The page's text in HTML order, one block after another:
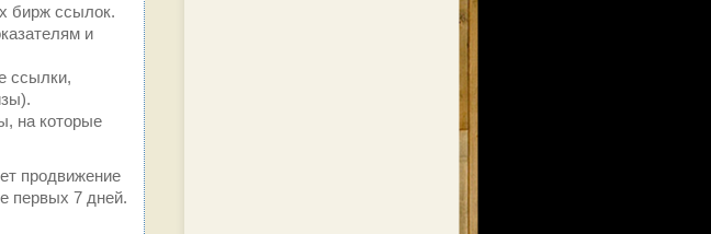
бирж ссылок.
и
ссылки,
на которые
продвижение
первых 7 дней.